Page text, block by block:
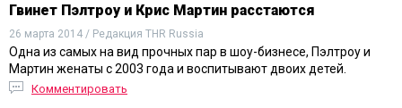
Гвинет Пэлтроу и Крис Мартин расстаются
26 марта 2014 / Редакция THR Russia
Одна из самых на вид прочных пар в шоу-бизнесе, Пэлтроу и
Мартин женаты с 2003 года и воспитывают двоих детей.
Комментировать